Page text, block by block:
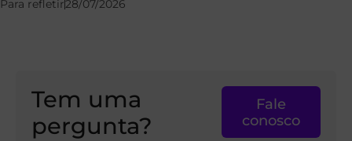
Para refletir28/07/2026
Tem uma
pergunta?
Fale
conosco